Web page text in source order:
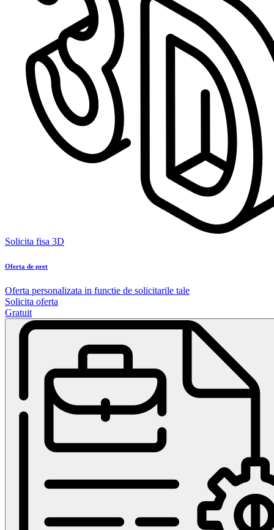
Solicita fisa 3D
Oferta de pret
Oferta personalizata in functie de solicitarile tale
Solicita oferta
Gratuit